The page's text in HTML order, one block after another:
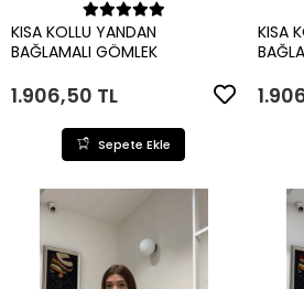
Sepete Ekle
KISA KOLLU YANDAN
BAĞLAMALI GÖMLEK
1.906,50 TL
Sepete Ekle
KISA